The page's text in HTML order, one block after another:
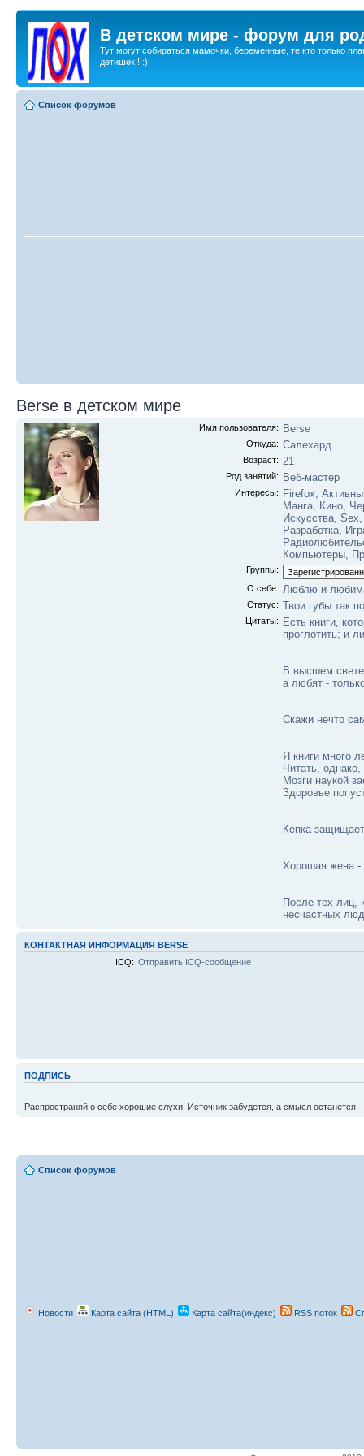
В детском мире - форум для
Тут могут собираться мамочки, беременные, те кто только
детишек!!!:)
Список форумов
Berse в детском мире
Имя пользователя: Berse
Откуда: Салехард
Возраст: 21
Род занятий: Веб-мастер
Интересы:
Firefox,
Манга, Кино,
Искусства,
Разработка,
Компьютеры,
Группы:
О себе: Люблю и
Статус: Твои губы так
Цитаты:
Есть книги,
проглотить; и
В высшем
а любят -
Скажи нечто
Я книги много
Читать,
Мозги наукой
Здоровье
Кепка
Хорошая жена -
После тех лиц,
несчастных
КОНТАКТНАЯ ИНФОРМАЦИЯ BERSE
ICQ: Отправить ICQ-сообщение
ПОДПИСЬ
Распространяй о себе хорошие слухи. Источник забудется, а смысл останется
Список форумов
Новости Карта сайта (HTML) Карта сайта(индекс) RSS поток